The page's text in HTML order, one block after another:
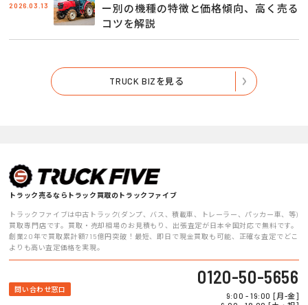
2026.03.13
ー別の機種の特徴と価格傾向、高く売る
コツを解説
TRUCK BIZを見る
トラック売るならトラック買取のトラックファイブ
トラックファイブは中古トラック(ダンプ、バス、積載車、トレーラー、パッカー車、等)
買取専門店です。買取・売却相場のお見積もり、出張査定が日本全国対応で無料です。
創業20年で買取累計額715億円突破！最短、即日で現金買取も可能、正確な査定でどこ
よりも高い査定価格を実現。
問い合わせ窓口
0120-50-5656
9:00 - 19:00 [月-金]